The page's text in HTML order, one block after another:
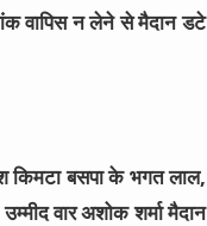
वापिस न लेने से मैदान डटे
किमटा बसपा के भगत लाल,
वार अशोक शर्मा मैदान